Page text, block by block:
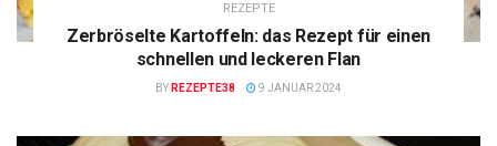
REZEPTE
Zerbröselte Kartoffeln: das Rezept für einen
schnellen und leckeren Flan
BY REZEPTE38 9 JANUAR 2024